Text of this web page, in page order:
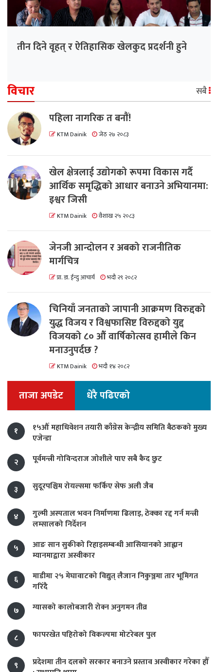
तीन दिने वृहत् र ऐतिहासिक खेलकुद प्रदर्शनी हुने
विचार सबै
पहिला नागरिक त बनाैं!
KTM Dainik जेठ २७ २०८३
खेल क्षेत्रलाई उद्योगको रूपमा विकास गर्दै
आर्थिक समृद्धिको आधार बनाउने अभियानमा:
इश्वर जिसी
KTM Dainik वैशाख २५ २०८३
जेनजी आन्दोलन र अबको राजनीतिक
मार्गचित्र
प्रा. डा. ईन्दु आचार्य भदौ २९ २०८२
चिनियाँ जनताको जापानी आक्रमण विरुद्दको
युद्ध विजय र विश्वफासिष्ट विरुद्दको युद्द
विजयको ८० औं वार्षिकोत्सव हामीले किन
मनाउनुपर्दछ ?
KTM Dainik भदौ १४ २०८२
ताजा अपडेट धेरै पढिएको
१
१५औं महाधिवेशन तयारी काँग्रेस केन्द्रीय समिति बैठकको मुख्य
एजेन्डा
२
पूर्वमन्त्री गोविन्दराज जोशीले पाए सबै कैद छुट
३ सुदूरपश्चिम रोयल्समा फर्किए सेफ अली जैब
४
गुल्मी अस्पताल भवन निर्माणमा ढिलाइ, ठेक्का रद्द गर्न मन्त्री
लम्सालको निर्देशन
५
आङ सान सुकीको रिहाइसम्बन्धी आसियानको आह्वान
म्यानमाद्वारा अस्वीकार
६
माडीमा २५ मेघावाटको विद्युत् लैजान निकुञ्जमा तार भूमिगत
गरिँदै
७
ग्यासको कालोबजारी रोक्न अनुगमन तीव्र
८ फापरखेत पहिरोको विकल्पमा मोटरेबल पुल
९
प्रदेशमा तीन दलको सरकार बनाउने प्रस्ताव अस्वीकार गरेका हौँ